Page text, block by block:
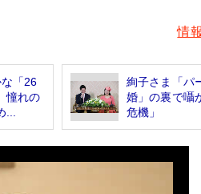
情
な「26
憧れの
絢子さま「パ
婚」の裏で囁
危機」